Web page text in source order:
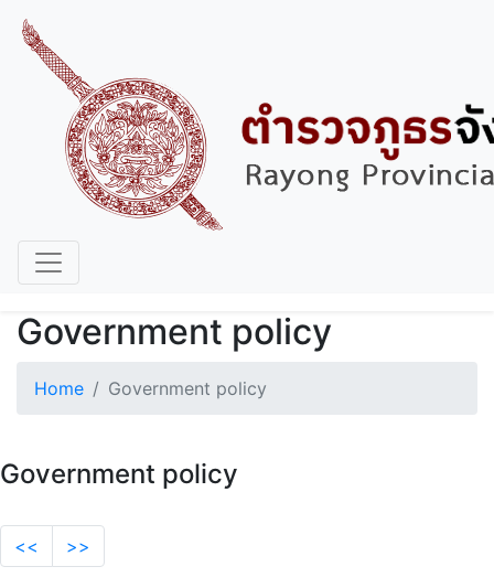
Government policy
Home Government policy
Government policy
<< >>